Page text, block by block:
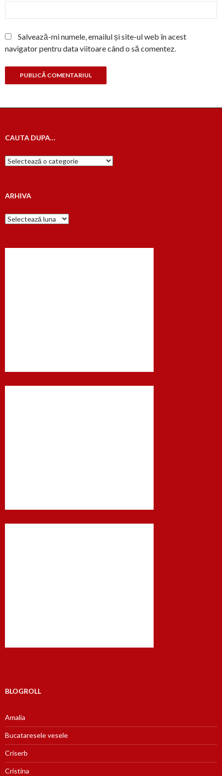
Salvează-mi numele, emailul și site-ul web în acest
navigator pentru data viitoare când o să comentez.
CAUTA DUPA…
Cauta
dupa…
ARHIVA
Arhiva
BLOGROLL
Amalia
Bucataresele vesele
Criserb
Cristina